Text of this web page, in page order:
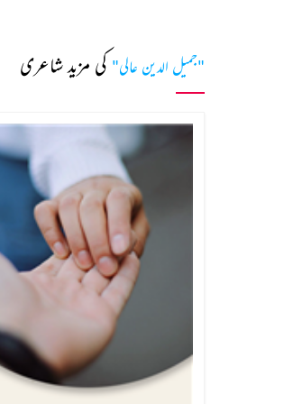
"جمیل الدین عالی" کی مزید شاعری